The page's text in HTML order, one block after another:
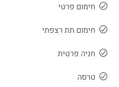
חימום פרטי
חימום תת רצפתי
חניה פרטית
טרסה